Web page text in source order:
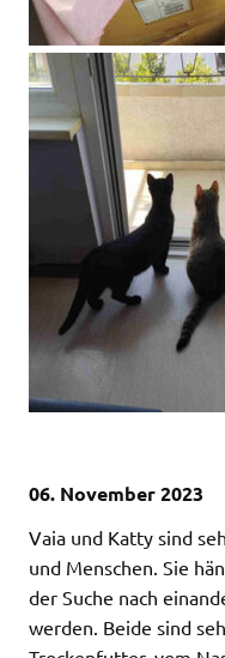
06. November 2023
Vaia und Katty sind
und Menschen. Sie
der Suche nach
werden. Beide sind